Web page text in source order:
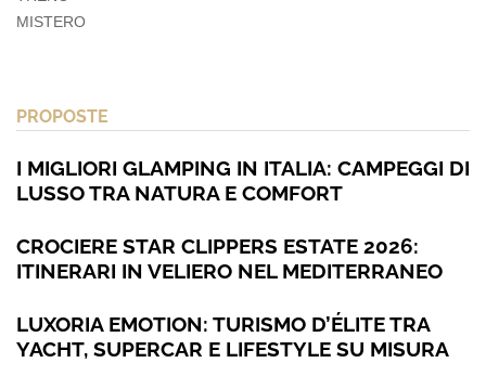
MISTERO
PROPOSTE
I MIGLIORI GLAMPING IN ITALIA: CAMPEGGI DI
LUSSO TRA NATURA E COMFORT
CROCIERE STAR CLIPPERS ESTATE 2026:
ITINERARI IN VELIERO NEL MEDITERRANEO
LUXORIA EMOTION: TURISMO D’ÉLITE TRA
YACHT, SUPERCAR E LIFESTYLE SU MISURA